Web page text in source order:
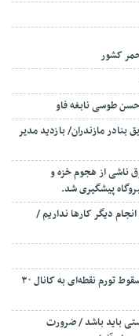
کشور
طوسی نابغه فاو
بنادر مازندران/ بازدید مدیر
ناشی از هجوم خزه و
پیشگیری شد.
دیگر کارها نداریم /
ثبت کمترین تورم ماهانه ۱۶ ماه اخیر در تیر ماه/ سقوط تورم نقطه‌ای به کانال ۳۰
باید باشد / ضرورت